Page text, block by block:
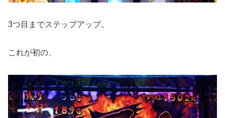
3つ目までステップアップ。
これが初の、